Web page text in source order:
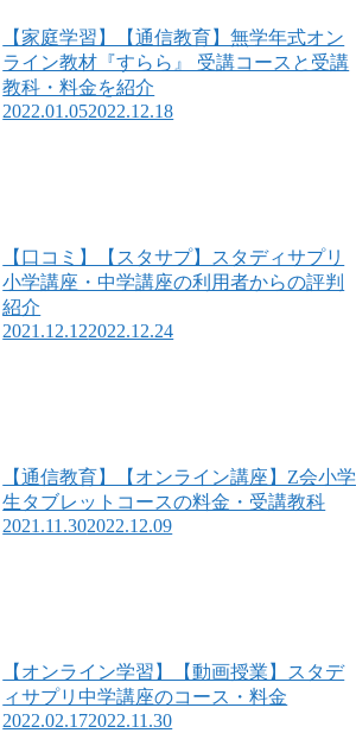
【家庭学習】【通信教育】無学年式オン
ライン教材『すらら』 受講コースと受講
教科・料金を紹介
2022.01.052022.12.18
【口コミ】【スタサプ】スタディサプリ
小学講座・中学講座の利用者からの評判
紹介
2021.12.122022.12.24
【通信教育】【オンライン講座】Z会小学
生タブレットコースの料金・受講教科
2021.11.302022.12.09
【オンライン学習】【動画授業】スタデ
ィサプリ中学講座のコース・料金
2022.02.172022.11.30